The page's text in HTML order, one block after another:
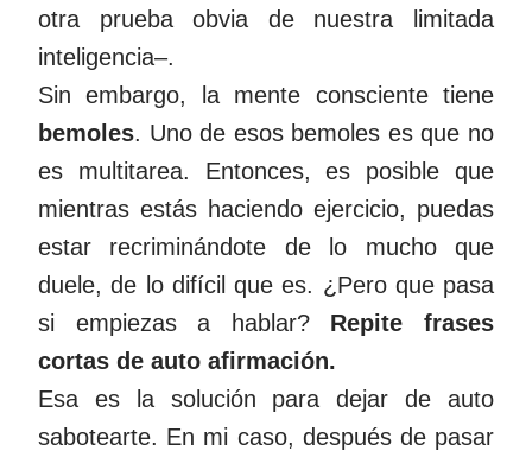
otra prueba obvia de nuestra limitada
inteligencia–.
Sin embargo, la mente consciente tiene
bemoles. Uno de esos bemoles es que no
es multitarea. Entonces, es posible que
mientras estás haciendo ejercicio, puedas
estar recriminándote de lo mucho que
duele, de lo difícil que es. ¿Pero que pasa
si empiezas a hablar? Repite frases
cortas de auto afirmación.
Esa es la solución para dejar de auto
sabotearte. En mi caso, después de pasar